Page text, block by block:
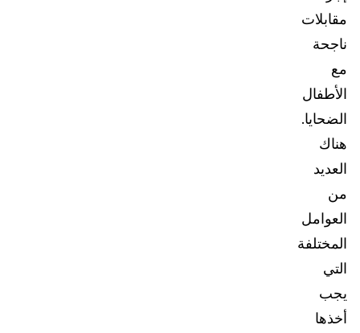
مقابلات
ناجحة
مع
الأطفال
الضحايا.
هناك
العديد
من
العوامل
المختلفة
التي
يجب
أخذها